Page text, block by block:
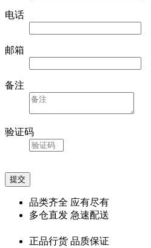
电话
邮箱
备注
验证码
品类齐全 应有尽有
多仓直发 急速配送
正品行货 品质保证